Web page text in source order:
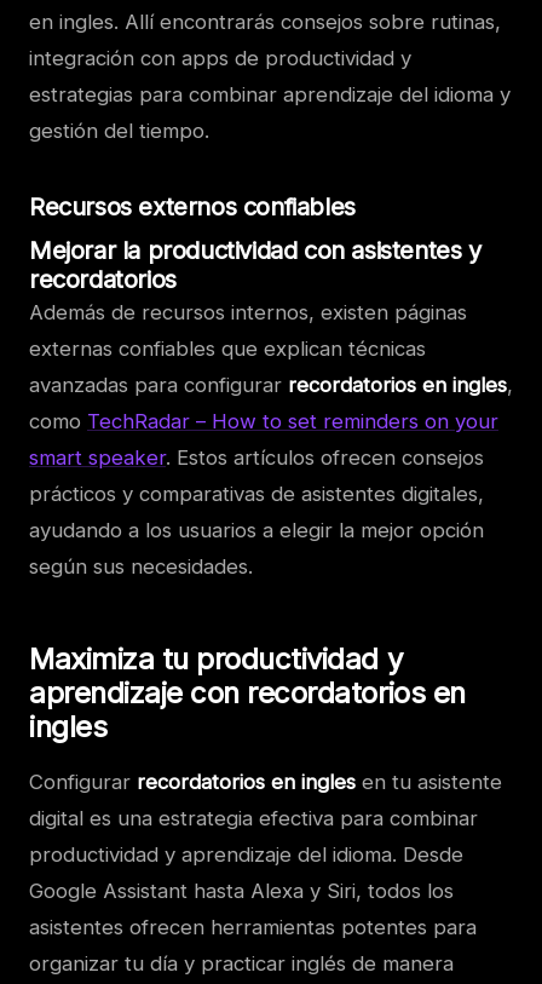
en ingles. Allí encontrarás consejos sobre rutinas,
integración con apps de productividad y
estrategias para combinar aprendizaje del idioma y
gestión del tiempo.
Recursos externos confiables
Mejorar la productividad con asistentes y
recordatorios
Además de recursos internos, existen páginas
externas confiables que explican técnicas
avanzadas para configurar recordatorios en ingles,
como TechRadar – How to set reminders on your
smart speaker. Estos artículos ofrecen consejos
prácticos y comparativas de asistentes digitales,
ayudando a los usuarios a elegir la mejor opción
según sus necesidades.
Maximiza tu productividad y
aprendizaje con recordatorios en
ingles
Configurar recordatorios en ingles en tu asistente
digital es una estrategia efectiva para combinar
productividad y aprendizaje del idioma. Desde
Google Assistant hasta Alexa y Siri, todos los
asistentes ofrecen herramientas potentes para
organizar tu día y practicar inglés de manera